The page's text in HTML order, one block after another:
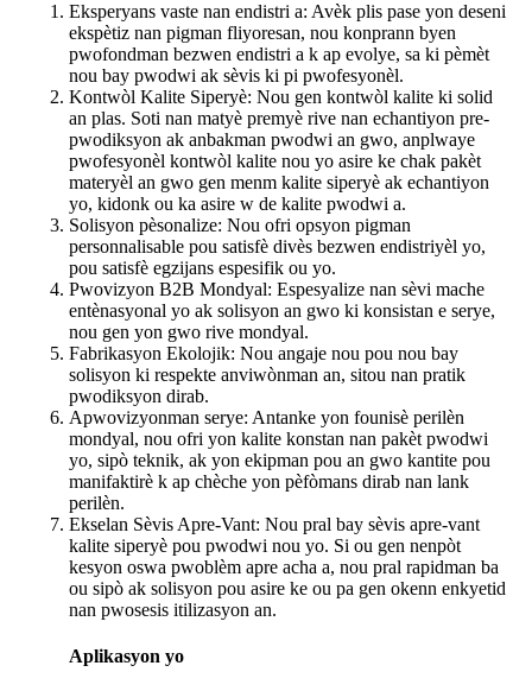
Eksperyans vaste nan endistri a: Avèk plis pase yon deseni
ekspètiz nan pigman fliyoresan, nou konprann byen
pwofondman bezwen endistri a k ap evolye, sa ki pèmèt
nou bay pwodwi ak sèvis ki pi pwofesyonèl.
Kontwòl Kalite Siperyè: Nou gen kontwòl kalite ki solid
an plas. Soti nan matyè premyè rive nan echantiyon pre-
pwodiksyon ak anbakman pwodwi an gwo, anplwaye
pwofesyonèl kontwòl kalite nou yo asire ke chak pakèt
materyèl an gwo gen menm kalite siperyè ak echantiyon
yo, kidonk ou ka asire w de kalite pwodwi a.
Solisyon pèsonalize: Nou ofri opsyon pigman
personnalisable pou satisfè divès bezwen endistriyèl yo,
pou satisfè egzijans espesifik ou yo.
Pwovizyon B2B Mondyal: Espesyalize nan sèvi mache
entènasyonal yo ak solisyon an gwo ki konsistan e serye,
nou gen yon gwo rive mondyal.
Fabrikasyon Ekolojik: Nou angaje nou pou nou bay
solisyon ki respekte anviwònman an, sitou nan pratik
pwodiksyon dirab.
Apwovizyonman serye: Antanke yon founisè perilèn
mondyal, nou ofri yon kalite konstan nan pakèt pwodwi
yo, sipò teknik, ak yon ekipman pou an gwo kantite pou
manifaktirè k ap chèche yon pèfòmans dirab nan lank
perilèn.
Ekselan Sèvis Apre-Vant: Nou pral bay sèvis apre-vant
kalite siperyè pou pwodwi nou yo. Si ou gen nenpòt
kesyon oswa pwoblèm apre acha a, nou pral rapidman ba
ou sipò ak solisyon pou asire ke ou pa gen okenn enkyetid
nan pwosesis itilizasyon an.
Aplikasyon yo